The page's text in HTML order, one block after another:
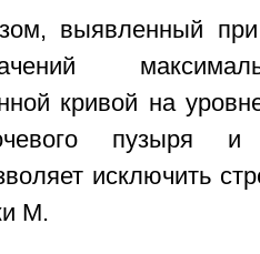
выявленный
кривой на
пузыря и
исключить
М.